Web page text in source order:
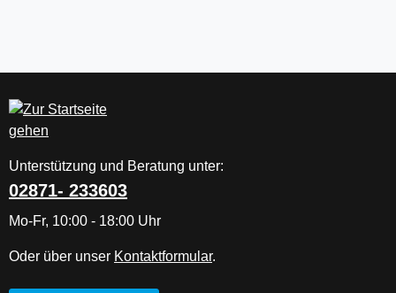
Unterstützung und Beratung unter:
02871- 233603
Mo-Fr, 10:00 - 18:00 Uhr
Oder über unser Kontaktformular.